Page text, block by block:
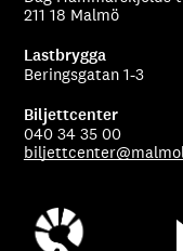
211 18 Malmö
Lastbrygga
Beringsgatan 1-3
Biljettcenter
040 34 35 00